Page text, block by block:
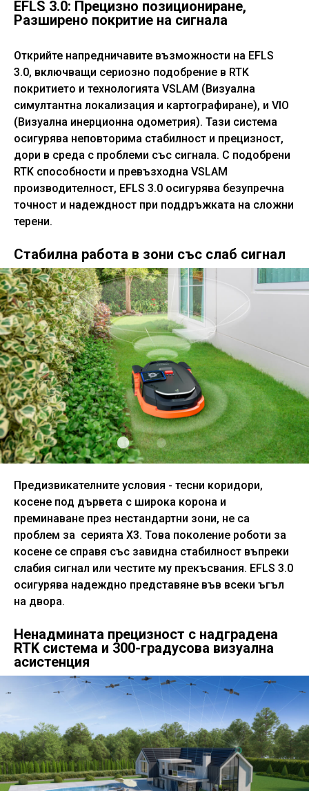
EFLS 3.0: Прецизно позициониране,
Разширено покритие на сигнала
Открийте напредничавите възможности на EFLS
3.0, включващи сериозно подобрение в RTK
покритието и технологията VSLAM (Визуална
симултантна локализация и картографиране), и VIO
(Визуална инерционна одометрия). Тази система
осигурява неповторима стабилност и прецизност,
дори в среда с проблеми със сигнала. С подобрени
RTK способности и превъзходна VSLAM
производителност, EFLS 3.0 осигурява безупречна
точност и надеждност при поддръжката на сложни
терени.
Стабилна работа в зони със слаб сигнал
Предизвикателните условия - тесни коридори,
косене под дървета с широка корона и
преминаване през нестандартни зони, не са
проблем за серията X3. Това поколение роботи за
косене се справя със завидна стабилност въпреки
слабия сигнал или честите му прекъсвания. EFLS 3.0
осигурява надеждно представяне във всеки ъгъл
на двора.
Ненадмината прецизност с надградена
RTK система и 300-градусова визуална
асистенция